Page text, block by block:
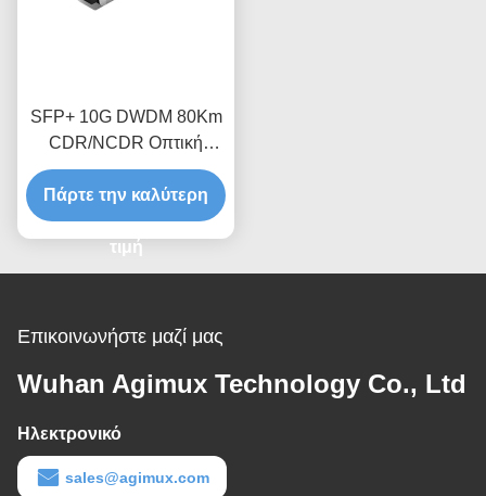
SFP+ 10G DWDM 80Km
CDR/NCDR Οπτική
μονάδα πομποδέκτη
Πάρτε την καλύτερη
τιμή
Επικοινωνήστε μαζί μας
Wuhan Agimux Technology Co., Ltd
Ηλεκτρονικό
sales@agimux.com